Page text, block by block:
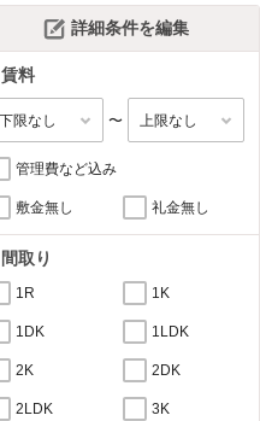
詳細条件を編集
賃料
〜
管理費など込み
敷金無し 礼金無し
間取り
1R 1K
1DK 1LDK
2K 2DK
2LDK 3K